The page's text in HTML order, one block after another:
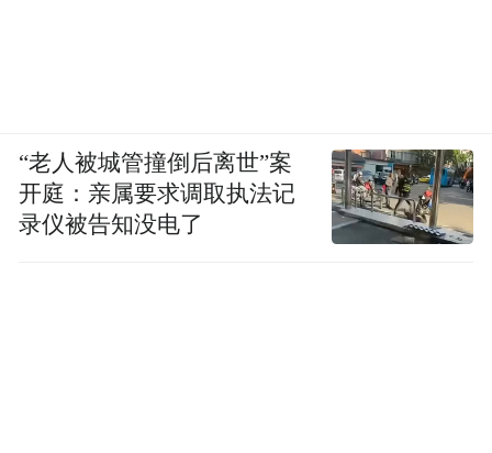
“老人被城管撞倒后离世”案
开庭：亲属要求调取执法记
录仪被告知没电了